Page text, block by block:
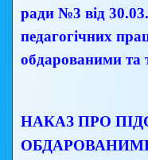
ради №3 від
педагогічних
обдарованими
НАКАЗ ПРО